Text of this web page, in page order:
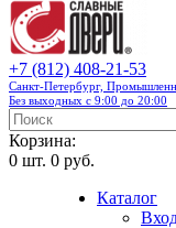
+7 (812) 408-21-53
Санкт-Петербург,
Без выходных с 9:00 до 20:00
Корзина:
0 шт. 0 руб.
Каталог